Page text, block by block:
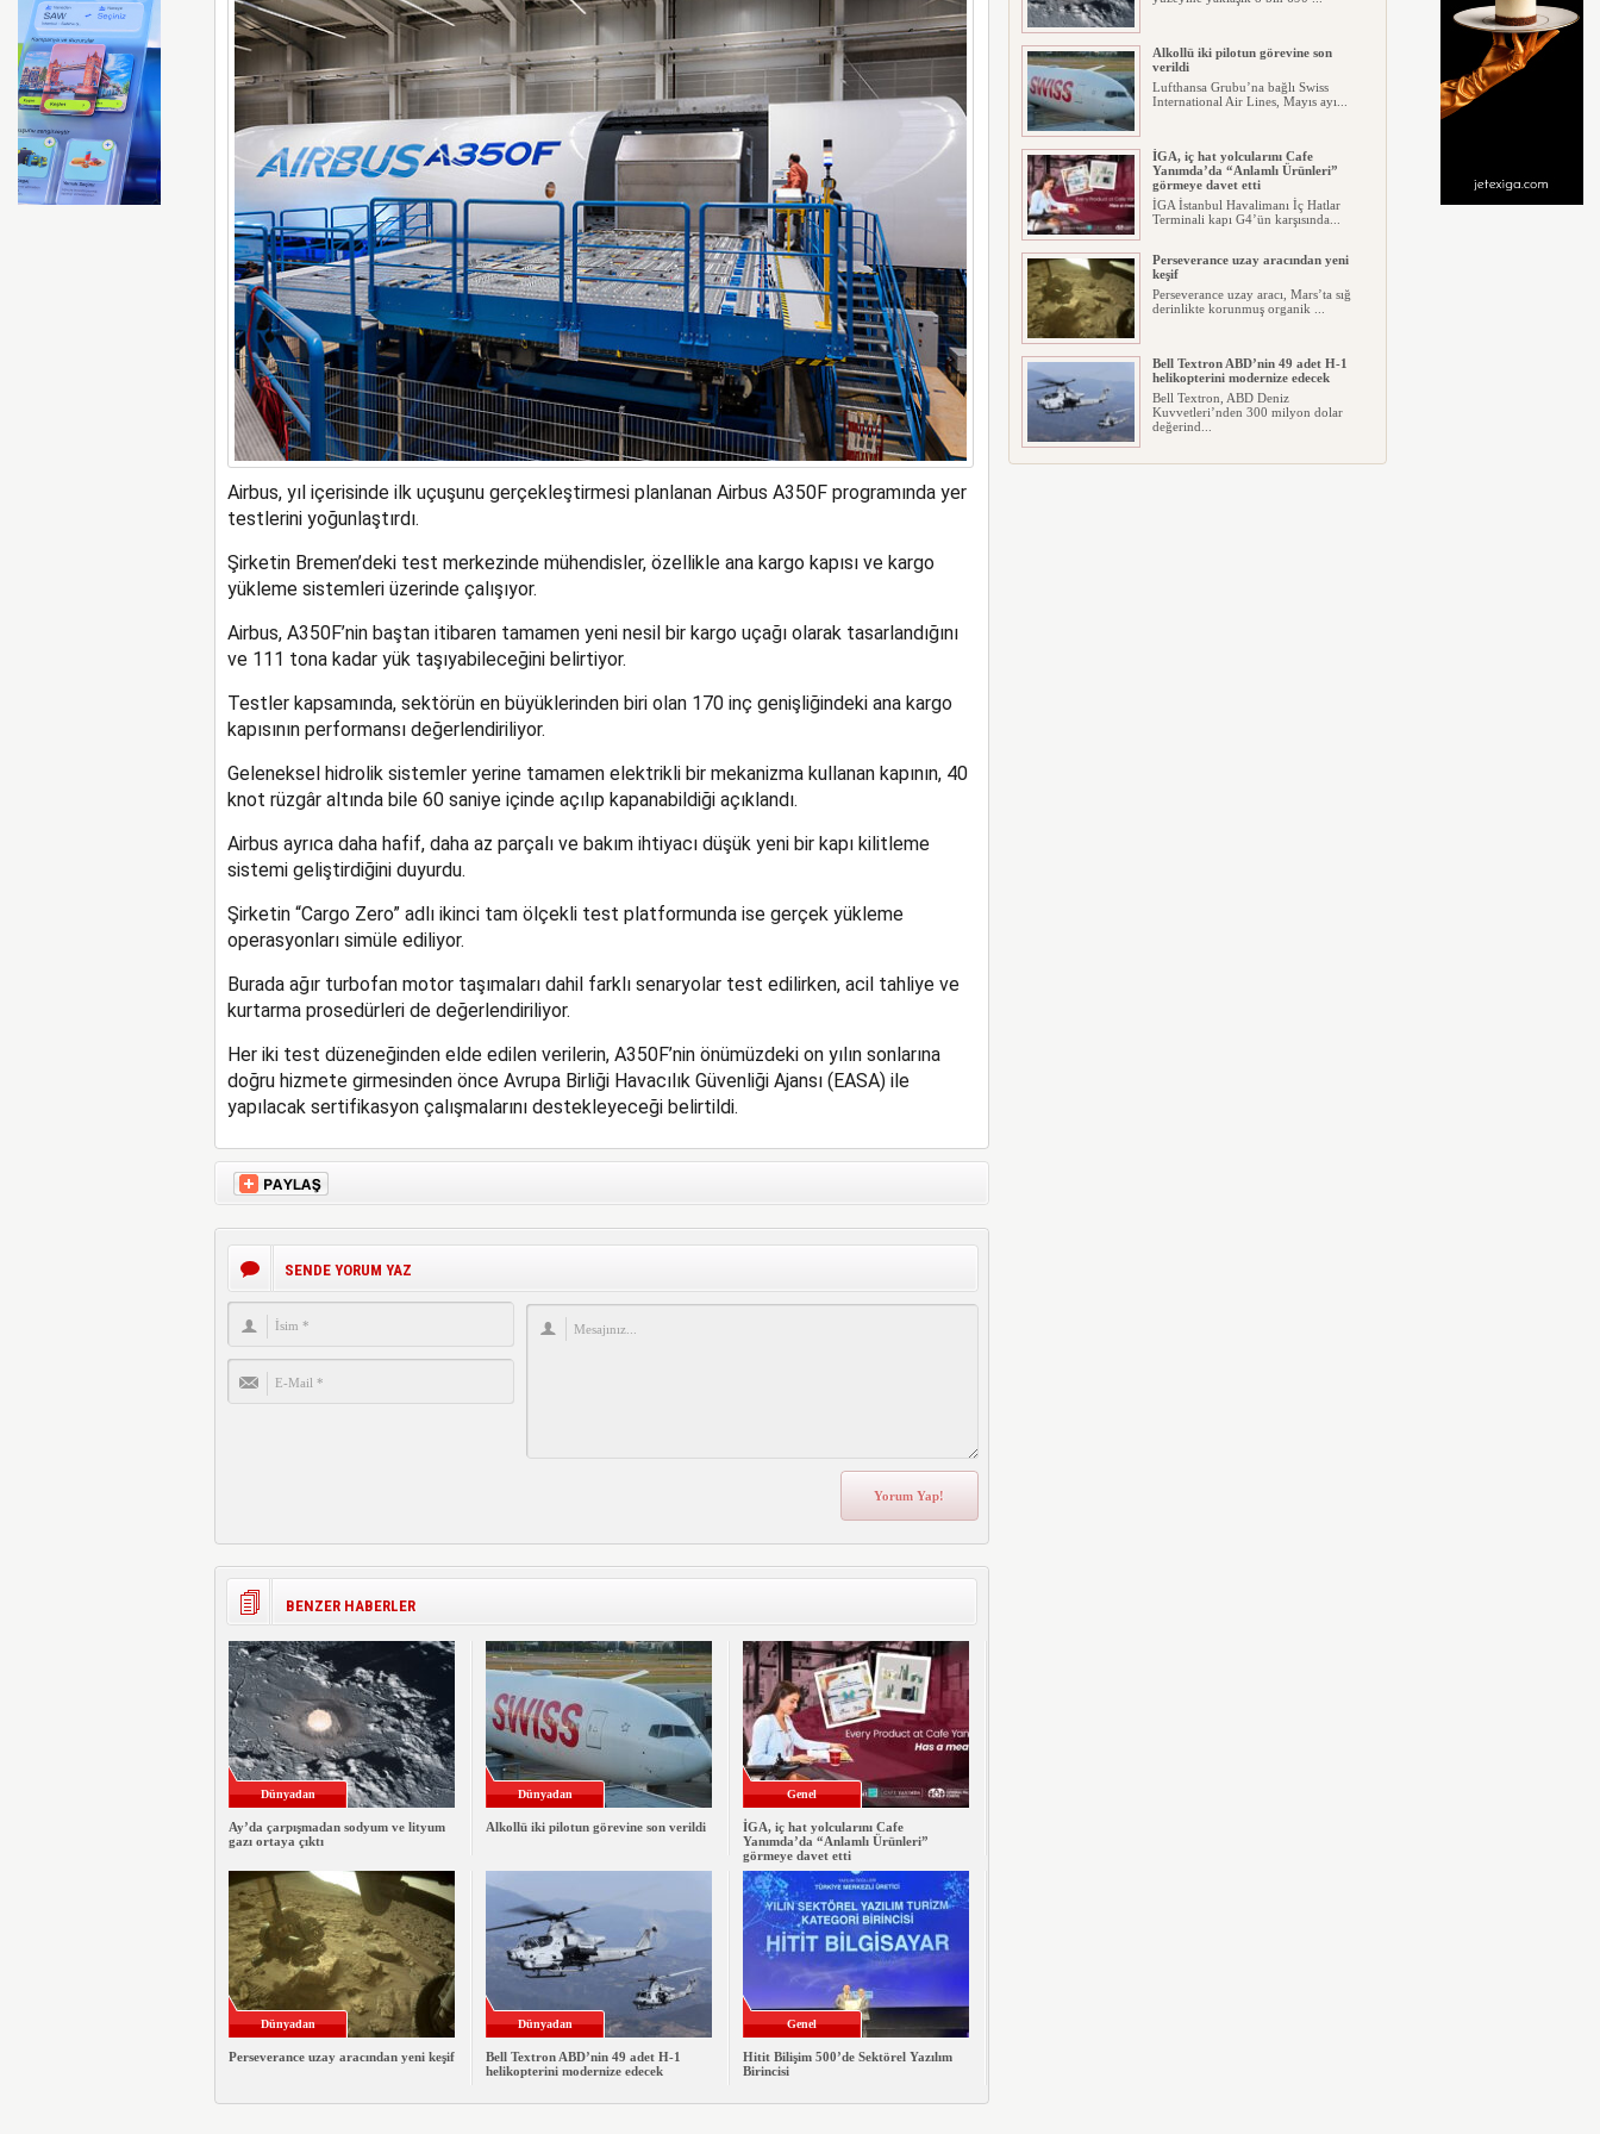
FAA Marine One helikopterine soruşturma başlattı
Airbus, yıl içerisinde ilk uçuşunu gerçekleştirmesi planlanan Airbus A350F programında yer
testlerini yoğunlaştırdı.
Şirketin Bremen’deki test merkezinde mühendisler, özellikle ana kargo kapısı ve kargo
yükleme sistemleri üzerinde çalışıyor.
Airbus, A350F’nin baştan itibaren tamamen yeni nesil bir kargo uçağı olarak tasarlandığını
ve 111 tona kadar yük taşıyabileceğini belirtiyor.
Testler kapsamında, sektörün en büyüklerinden biri olan 170 inç genişliğindeki ana kargo
kapısının performansı değerlendiriliyor.
Geleneksel hidrolik sistemler yerine tamamen elektrikli bir mekanizma kullanan kapının, 40
knot rüzgâr altında bile 60 saniye içinde açılıp kapanabildiği açıklandı.
Airbus ayrıca daha hafif, daha az parçalı ve bakım ihtiyacı düşük yeni bir kapı kilitleme
sistemi geliştirdiğini duyurdu.
Şirketin “Cargo Zero” adlı ikinci tam ölçekli test platformunda ise gerçek yükleme
operasyonları simüle ediliyor.
Burada ağır turbofan motor taşımaları dahil farklı senaryolar test edilirken, acil tahliye ve
kurtarma prosedürleri de değerlendiriliyor.
Her iki test düzeneğinden elde edilen verilerin, A350F’nin önümüzdeki on yılın sonlarına
doğru hizmete girmesinden önce Avrupa Birliği Havacılık Güvenliği Ajansı (EASA) ile
yapılacak sertifikasyon çalışmalarını destekleyeceği belirtildi.
SENDE YORUM YAZ
BENZER HABERLER
Dünyadan
Ay’da çarpışmadan sodyum ve lityum
gazı ortaya çıktı
Dünyadan
Alkollü iki pilotun görevine son verildi
Genel
İGA, iç hat yolcularını Cafe
Yanımda’da “Anlamlı Ürünleri”
görmeye davet etti
Dünyadan
Perseverance uzay aracından yeni keşif
Dünyadan
Bell Textron ABD’nin 49 adet H-1
helikopterini modernize edecek
Genel
Hitit Bilişim 500’de Sektörel Yazılım
Birincisi
Alkollü iki pilotun görevine son
verildi
Lufthansa Grubu’na bağlı Swiss
International Air Lines, Mayıs ayı...
İGA, iç hat yolcularını Cafe
Yanımda’da “Anlamlı Ürünleri”
görmeye davet etti
İGA İstanbul Havalimanı İç Hatlar
Terminali kapı G4’ün karşısında...
Perseverance uzay aracından yeni
keşif
Perseverance uzay aracı, Mars’ta sığ
derinlikte korunmuş organik ...
Bell Textron ABD’nin 49 adet H-1
helikopterini modernize edecek
Bell Textron, ABD Deniz
Kuvvetleri’nden 300 milyon dolar
değerind...
Hitit Bilişim 500’de Sektörel Yazılım